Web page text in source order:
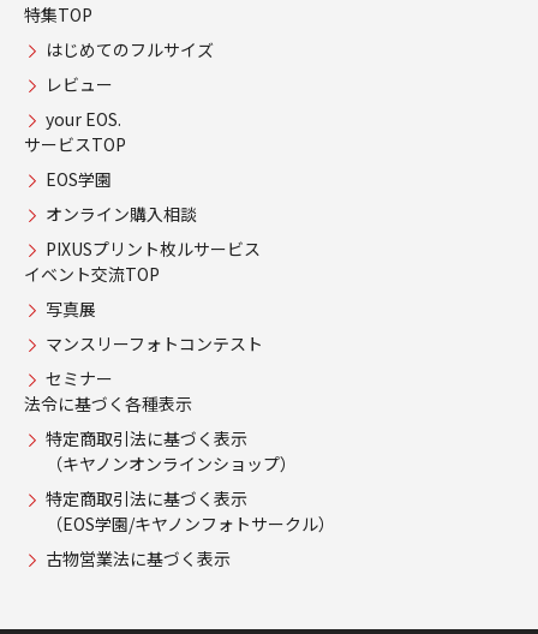
特集TOP
はじめてのフルサイズ
レビュー
your EOS.
サービスTOP
EOS学園
オンライン購入相談
PIXUSプリント枚ルサービス
イベント交流TOP
写真展
マンスリーフォトコンテスト
セミナー
法令に基づく各種表示
特定商取引法に基づく表示
（キヤノンオンラインショップ）
特定商取引法に基づく表示
（EOS学園/キヤノンフォトサークル）
古物営業法に基づく表示